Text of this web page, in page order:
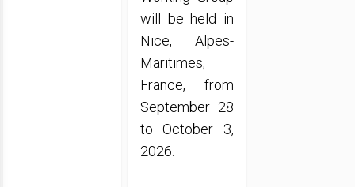
will be held in
Nice, Alpes-
Maritimes,
France, from
September 28
to October 3,
2026.